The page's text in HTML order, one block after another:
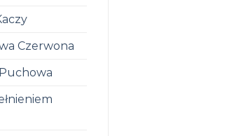
Czerwona